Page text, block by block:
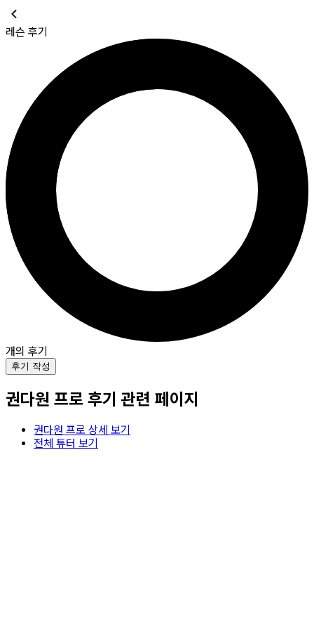
레슨 후기
개의 후기
후기 작성
권다원 프로 후기 관련 페이지
권다원 프로 상세 보기
전체 튜터 보기